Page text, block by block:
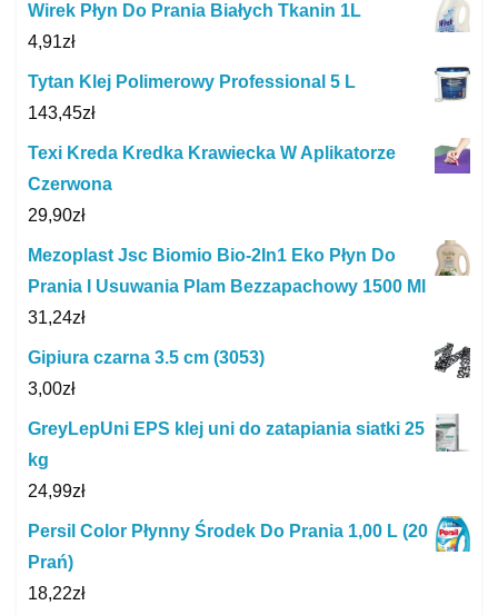
Wirek Płyn Do Prania Białych Tkanin 1L
4,91zł
Tytan Klej Polimerowy Professional 5 L
143,45zł
Texi Kreda Kredka Krawiecka W Aplikatorze
Czerwona
29,90zł
Mezoplast Jsc Biomio Bio-2In1 Eko Płyn Do
Prania I Usuwania Plam Bezzapachowy 1500 Ml
31,24zł
Gipiura czarna 3.5 cm (3053)
3,00zł
GreyLepUni EPS klej uni do zatapiania siatki 25
kg
24,99zł
Persil Color Płynny Środek Do Prania 1,00 L (20
Prań)
18,22zł